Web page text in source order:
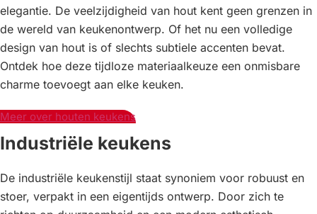
elegantie. De veelzijdigheid van hout kent geen grenzen in
de wereld van keukenontwerp. Of het nu een volledige
design van hout is of slechts subtiele accenten bevat.
Ontdek hoe deze tijdloze materiaalkeuze een onmisbare
charme toevoegt aan elke keuken.
Meer over houten keukens
Industriële keukens
De industriële keukenstijl staat synoniem voor robuust en
stoer, verpakt in een eigentijds ontwerp. Door zich te